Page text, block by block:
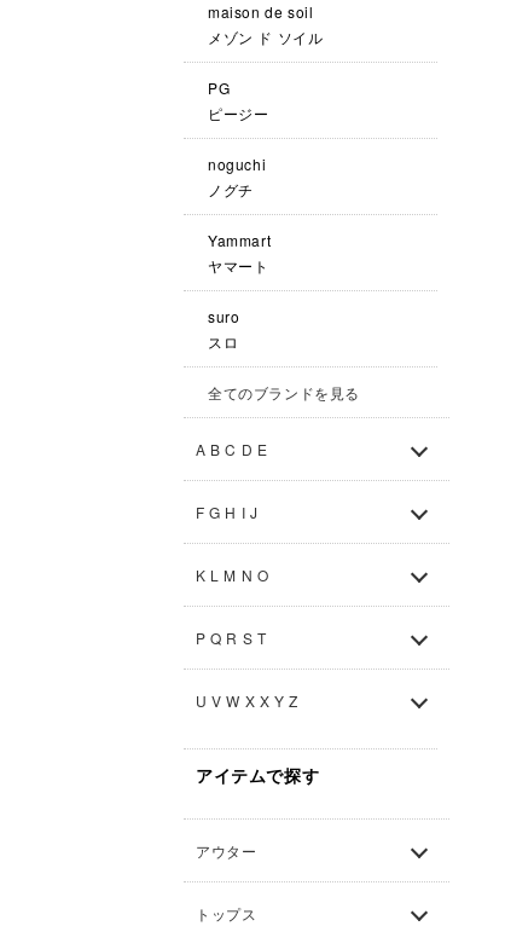
maison de soil
メゾン ド ソイル
PG
ピージー
noguchi
ノグチ
Yammart
ヤマート
suro
スロ
全てのブランドを見る
A B C D E
F G H I J
K L M N O
P Q R S T
U V W X X Y Z
アイテムで探す
アウター
トップス